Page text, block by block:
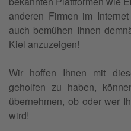
anderen Firmen im
auch bemühen Ihnen
Kiel anzuzeigen!
Wir hoffen Ihnen mit
geholfen zu haben,
übernehmen, ob oder wer
wird!